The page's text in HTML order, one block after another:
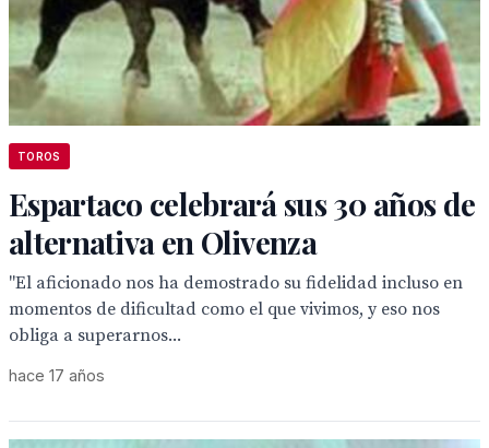
TOROS
Espartaco celebrará sus 30 años de
alternativa en Olivenza
"El aficionado nos ha demostrado su fidelidad incluso en
momentos de dificultad como el que vivimos, y eso nos
obliga a superarnos...
hace 17 años